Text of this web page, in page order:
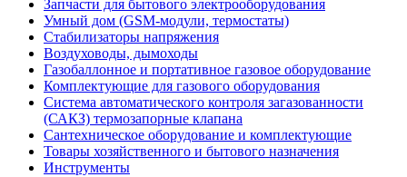
Запчасти для бытового электрооборудования
Умный дом (GSM-модули, термостаты)
Cтабилизаторы напряжения
Воздуховоды, дымоходы
Газобаллонное и портативное газовое оборудование
Комплектующие для газового оборудования
Система автоматического контроля загазованности
(САКЗ) термозапорные клапана
Сантехническое оборудование и комплектующие
Товары хозяйственного и бытового назначения
Инструменты